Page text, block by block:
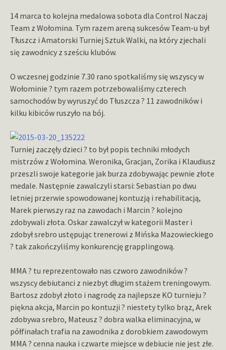
14 marca to kolejna medalowa sobota dla Control Naczaj
Team z Wołomina. Tym razem areną sukcesów Team-u był
Tłuszcz i Amatorski Turniej Sztuk Walki, na który zjechali
się zawodnicy z sześciu klubów.
O wczesnej godzinie 7.30 rano spotkaliśmy się wszyscy w
Wołominie ? tym razem potrzebowaliśmy czterech
samochodów by wyruszyć do Tłuszcza ? 11 zawodników i
kilku kibiców ruszyło na bój.
Turniej zaczęły dzieci ? to był popis techniki młodych
mistrzów z Wołomina. Weronika, Gracjan, Zorika i Klaudiusz
przeszli swoje kategorie jak burza zdobywając pewnie złote
medale. Następnie zawalczyli starsi: Sebastian po dwu
letniej przerwie spowodowanej kontuzją i rehabilitacją,
Marek pierwszy raz na zawodach i Marcin ? kolejno
zdobywali złota. Oskar zawalczył w kategorii Master i
zdobył srebro ustępując trenerowi z Mińska Mazowieckiego
? tak zakończyliśmy konkurencję grapplingową.
MMA ? tu reprezentowało nas czworo zawodników ?
wszyscy debiutanci z niezbyt długim stażem treningowym.
Bartosz zdobył złoto i nagrodę za najlepsze KO turnieju ?
piękna akcja, Marcin po kontuzji ? niestety tylko brąz, Arek
zdobywa srebro, Mateusz ? dobra walka eliminacyjna, w
półfinałach trafia na zawodnika z dorobkiem zawodowym
MMA ? cenna nauka i czwarte miejsce w debiucie nie jest złe.